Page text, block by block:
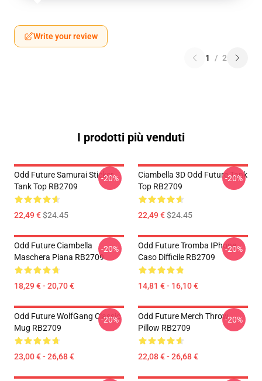
Write your review
1 / 2
I prodotti più venduti
Odd Future Samurai Sticker
Tank Top RB2709
22,49 €$24.45
-20%
Ciambella 3D Odd Future Tank
Top RB2709
22,49 €$24.45
-20%
Odd Future Ciambella
Maschera Piana RB2709
18,29 € - 20,70 €
-20%
Odd Future Tromba IPhone
Caso Difficile RB2709
14,81 € - 16,10 €
-20%
Odd Future WolfGang Classic
Mug RB2709
23,00 € - 26,68 €
-20%
Odd Future Merch Throw
Pillow RB2709
22,08 € - 26,68 €
-20%